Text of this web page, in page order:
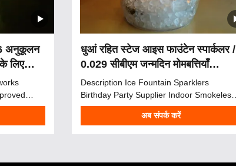
अनुकूलन
लिए
2025
your
धुआं रहित स्टेज आइस फाउंटेन स्पार्कलर /
0.029 सीबीएम जन्मदिन मोमबत्तियाँ
आतिशबाजी
Description Ice Fountain Sparklers
Birthday Party Supplier Indoor Smokeless
Stage Fountain Sparkler Fireworks
Candles Ice fountain sparklers are the
अब संपर्क करें